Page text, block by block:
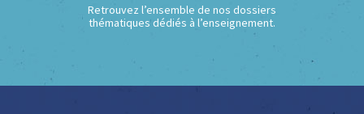
Retrouvez l’ensemble de nos dossiers
thématiques dédiés à l’enseignement.